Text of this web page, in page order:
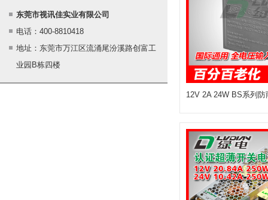
12V 2A 24W BS系列防
东莞市视讯佳实业有限公司
电话：400-8810418
地址：东莞市万江区流涌尾汾溪路创富工
业园B栋四楼